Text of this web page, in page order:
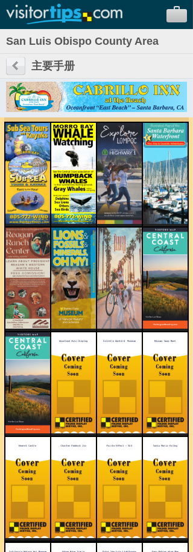
San Luis Obispo County Area
主要手册